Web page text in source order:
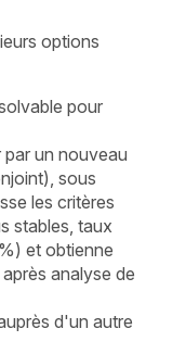
options
pour
un nouveau
sous
les critères
stables, taux
et obtienne
analyse de
d'un autre